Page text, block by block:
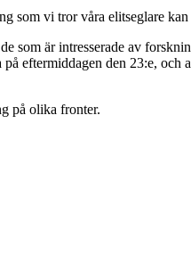
som vi tror våra elitseglare kan
är intresserade av
eftermiddagen den 23:e,
på olika fronter.